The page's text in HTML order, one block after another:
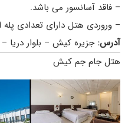
– فاقد آسانسور می باشد.
– وروردی هتل دارای تعدادی
آدرس: جزیره کیش – بلوار دریا
هتل جام جم کیش